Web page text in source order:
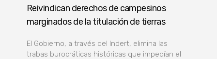
Reivindican derechos de campesinos
marginados de la titulación de tierras
El Gobierno, a través del Indert, elimina las
trabas burocráticas históricas que impedían el